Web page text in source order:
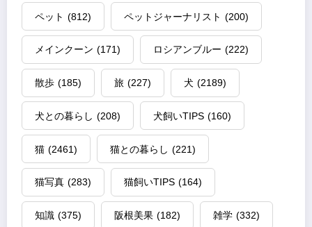
ペット (812) ペットジャーナリスト (200)
メインクーン (171) ロシアンブルー (222)
散歩 (185) 旅 (227) 犬 (2189)
犬との暮らし (208) 犬飼いTIPS (160)
猫 (2461) 猫との暮らし (221)
猫写真 (283) 猫飼いTIPS (164)
知識 (375) 阪根美果 (182) 雑学 (332)